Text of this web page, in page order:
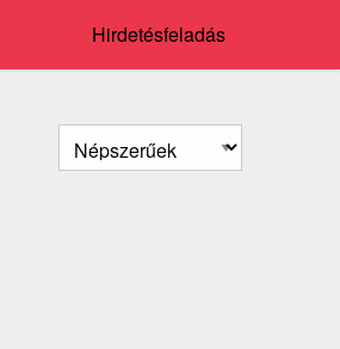
Hirdetésfeladás